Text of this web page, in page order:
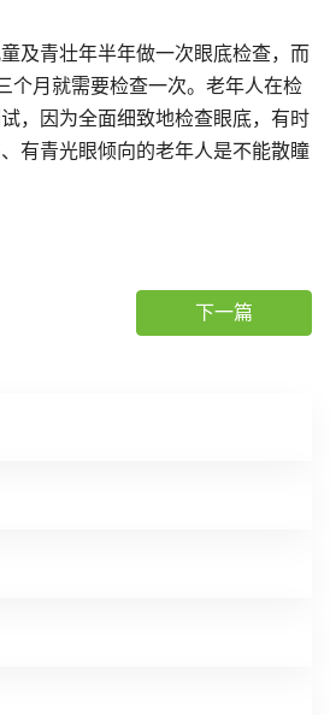
青壮年半年做一次眼底检查，而
个月就需要检查一次。老年人在检
，因为全面细致地检查眼底，有时
有青光眼倾向的老年人是不能散瞳
下一篇